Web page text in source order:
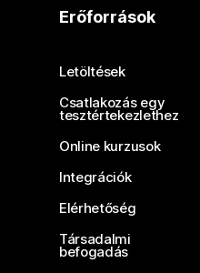
Erőforrások
Letöltések
Csatlakozás egy
tesztértekezlethez
Online kurzusok
Integrációk
Elérhetőség
Társadalmi
befogadás